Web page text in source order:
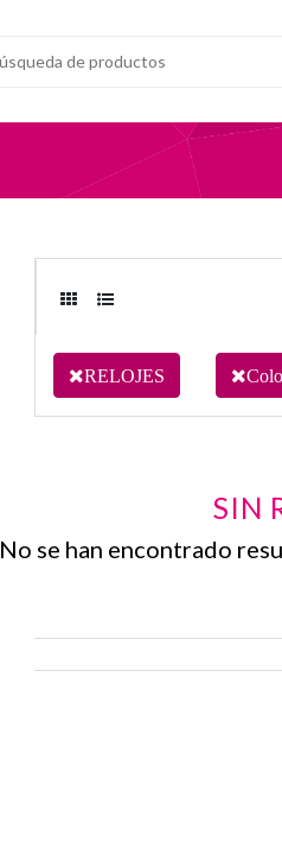
RELOJES
SIN
No se han encontrado